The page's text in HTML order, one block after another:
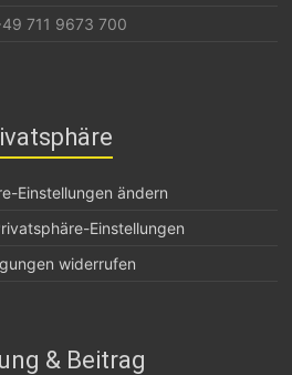
711 9673 700
Einstellungen ändern
Einstellungen
widerrufen
& Beitrag